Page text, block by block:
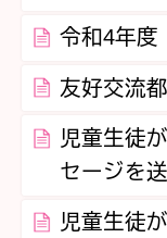
令和4年
友好交流
児童生徒
セージを
児童生徒